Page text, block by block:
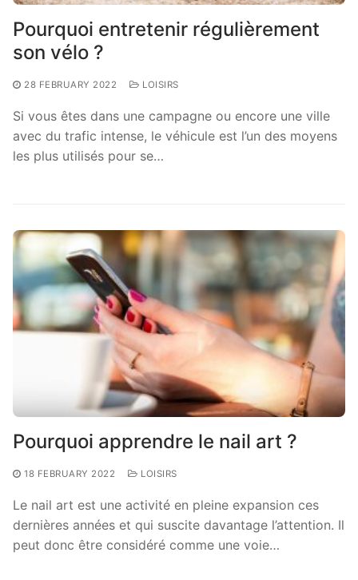
Pourquoi entretenir régulièrement
son vélo ?
28 FEBRUARY 2022 LOISIRS
Si vous êtes dans une campagne ou encore une ville
avec du trafic intense, le véhicule est l’un des moyens
les plus utilisés pour se…
Pourquoi apprendre le nail art ?
18 FEBRUARY 2022 LOISIRS
Le nail art est une activité en pleine expansion ces
dernières années et qui suscite davantage l’attention. Il
peut donc être considéré comme une voie…